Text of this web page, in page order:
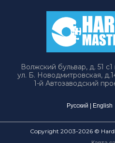
Волжский бульвар, д. 51 с1
ул. Б. Новодмитровская,
1-й Автозаводский
Русский English
Copyright 2003-2026 ©